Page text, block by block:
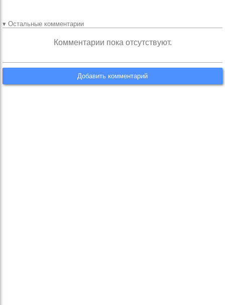
▾ Остальные комментарии
Комментарии пока отсутствуют.
Добавить комментарий